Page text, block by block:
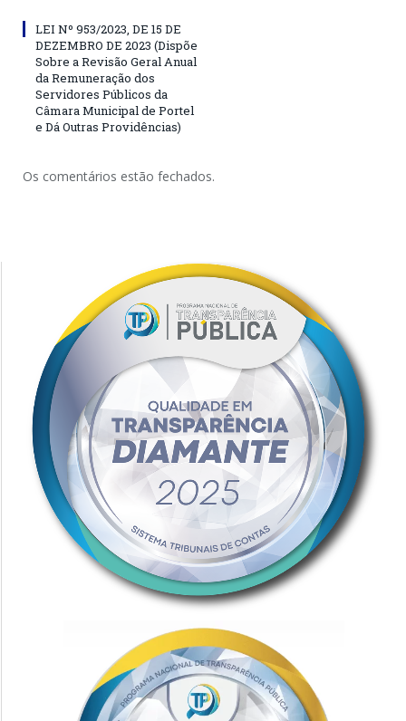
LEI Nº 953/2023, DE 15 DE
DEZEMBRO DE 2023 (Dispõe
Sobre a Revisão Geral Anual
da Remuneração dos
Servidores Públicos da
Câmara Municipal de Portel
e Dá Outras Providências)
Os comentários estão fechados.